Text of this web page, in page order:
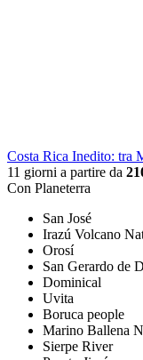
Costa Rica Inedito: tra
11 giorni a partire da
Con Planeterra
San José
Irazú Volcano
Orosí
San Gerardo de
Dominical
Uvita
Boruca people
Marino Ballena
Sierpe River